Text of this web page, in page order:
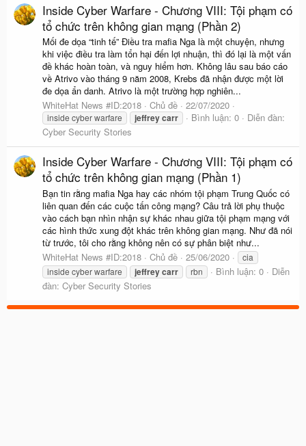
Inside Cyber Warfare - Chương VIII: Tội phạm có
tổ chức trên không gian mạng (Phần 2)
Mối đe dọa “tinh tế” Điều tra mafia Nga là một chuyện, nhưng
khi việc điều tra làm tổn hại đến lợi nhuận, thì đó lại là một vấn
đề khác hoàn toàn, và nguy hiểm hơn. Không lâu sau báo cáo
về Atrivo vào tháng 9 năm 2008, Krebs đã nhận được một lời
đe dọa ẩn danh. Atrivo là một trường hợp nghiên...
WhiteHat News #ID:2018
Chủ đề 22/07/2020
inside cyber warfare jeffreycarr Bình luận: 0
Diễn đàn:
Cyber Security Stories
Inside Cyber Warfare - Chương VIII: Tội phạm có
tổ chức trên không gian mạng (Phần 1)
Bạn tin rằng mafia Nga hay các nhóm tội phạm Trung Quốc có
liên quan đến các cuộc tấn công mạng? Câu trả lời phụ thuộc
vào cách bạn nhìn nhận sự khác nhau giữa tội phạm mạng với
các hình thức xung đột khác trên không gian mạng. Như đã nói
từ trước, tôi cho rằng không nên có sự phân biệt như...
WhiteHat News #ID:2018
Chủ đề 25/06/2020
cia
inside cyber warfare
jeffreycarr rbn Bình luận: 0
Diễn
đàn: Cyber Security Stories